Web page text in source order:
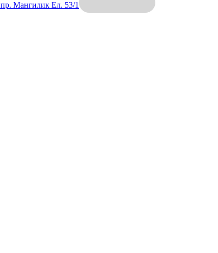
пр. Мангилик Ел. 53/1